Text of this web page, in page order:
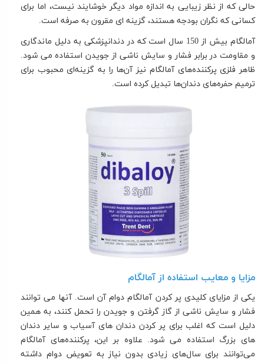
حالی که از نظر زیبایی به اندازه مواد دیگر خوشایند نیست، اما برای
کسانی که نگران بودجه هستند، گزینه ای مقرون به صرفه است.
آمالگام بیش از 150 سال است که در دندانپزشکی به دلیل ماندگاری
و مقاومت در برابر فشار و سایش ناشی از جویدن استفاده می شود.
ظاهر فلزی پرکننده‌های آمالگام نیز آن‌ها را به گزینه‌ای محبوب برای
ترمیم حفره‌های دندان‌ها تبدیل کرده است.
مزایا و معایب استفاده از آمالگام
یکی از مزایای کلیدی پر کردن آمالگام دوام آن است. آنها می توانند
فشار و سایش ناشی از گاز گرفتن و جویدن را تحمل کنند، به همین
دلیل است که اغلب برای پر کردن دندان های آسیاب و سایر دندان
های بزرگ استفاده می شود. علاوه بر این، پرکننده‌های آمالگام
می‌توانند برای سال‌های زیادی بدون نیاز به تعویض دوام داشته